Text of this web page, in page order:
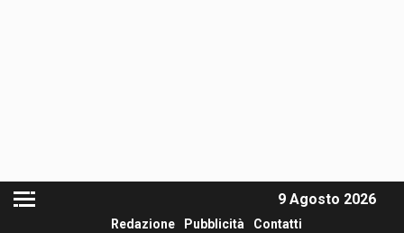
9 Agosto 2026
Redazione Pubblicità Contatti